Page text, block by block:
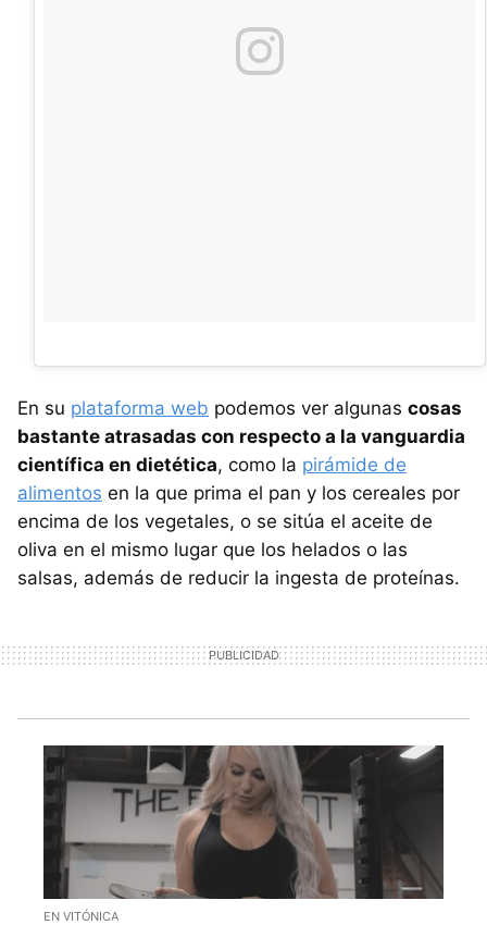
En su plataforma web podemos ver algunas cosas
bastante atrasadas con respecto a la vanguardia
científica en dietética, como la pirámide de
alimentos en la que prima el pan y los cereales por
encima de los vegetales, o se sitúa el aceite de
oliva en el mismo lugar que los helados o las
salsas, además de reducir la ingesta de proteínas.
EN VITÓNICA